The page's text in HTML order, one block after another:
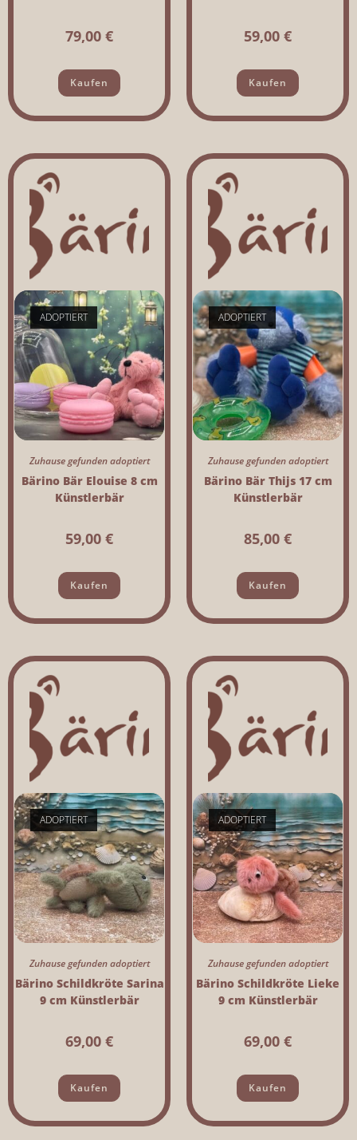
79,00 €
Kaufen
59,00 €
Kaufen
ADOPTIERT
Zuhause gefunden adoptiert
Bärino Bär Elouise 8 cm
Künstlerbär
59,00 €
Kaufen
ADOPTIERT
Zuhause gefunden adoptiert
Bärino Bär Thijs 17 cm
Künstlerbär
85,00 €
Kaufen
ADOPTIERT
Zuhause gefunden adoptiert
Bärino Schildkröte Sarina
9 cm Künstlerbär
69,00 €
Kaufen
ADOPTIERT
Zuhause gefunden adoptiert
Bärino Schildkröte Lieke
9 cm Künstlerbär
69,00 €
Kaufen